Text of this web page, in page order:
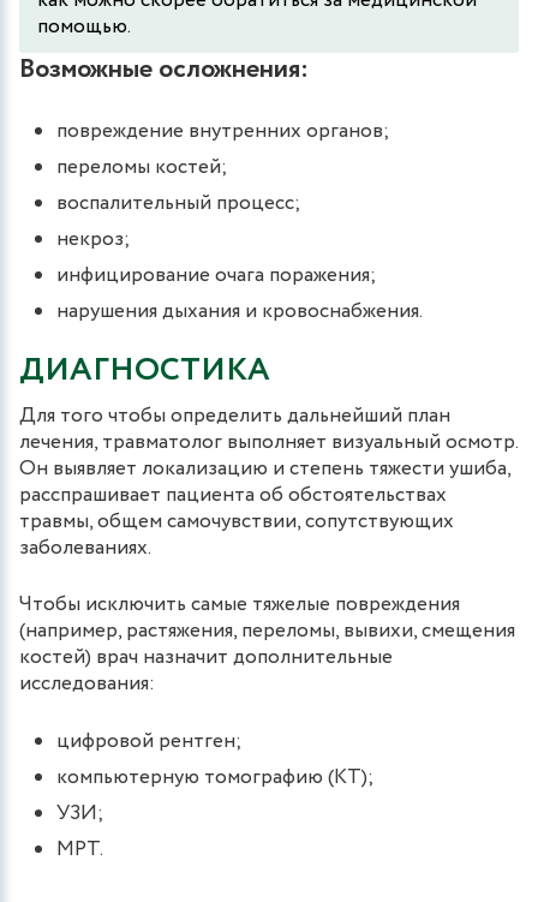
помощью.
Возможные осложнения:
повреждение внутренних органов;
переломы костей;
воспалительный процесс;
некроз;
инфицирование очага поражения;
нарушения дыхания и кровоснабжения.
ДИАГНОСТИКА
Для того чтобы определить дальнейший план
лечения, травматолог выполняет визуальный осмотр.
Он выявляет локализацию и степень тяжести ушиба,
расспрашивает пациента об обстоятельствах
травмы, общем самочувствии, сопутствующих
заболеваниях.
Чтобы исключить самые тяжелые повреждения
(например, растяжения, переломы, вывихи, смещения
костей) врач назначит дополнительные
исследования:
цифровой рентген;
компьютерную томографию (КТ);
УЗИ;
МРТ.